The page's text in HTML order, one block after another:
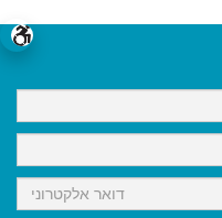
e
k
i